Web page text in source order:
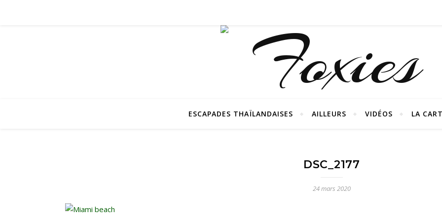
ESCAPADES THAÏLANDAISES AILLEURS VIDÉOS LA
DSC_2177
24 mars 2020